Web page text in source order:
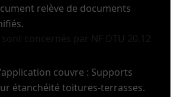
relève de documents
couvre : Supports
étanchéité toitures-terrasses.